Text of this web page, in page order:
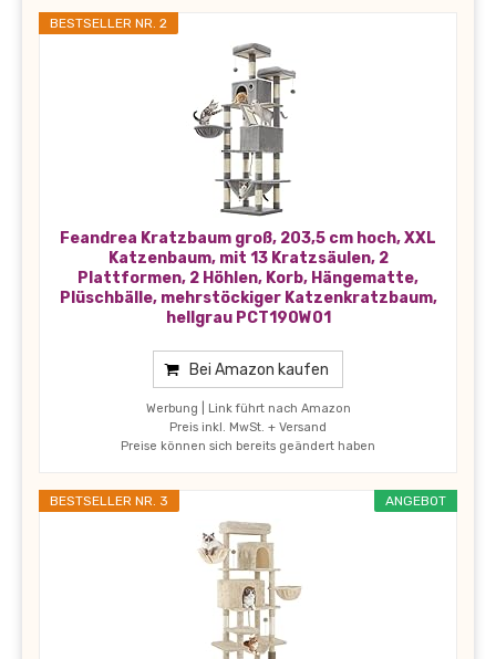
BESTSELLER NR. 2
Feandrea Kratzbaum groß, 203,5 cm hoch, XXL
Katzenbaum, mit 13 Kratzsäulen, 2
Plattformen, 2 Höhlen, Korb, Hängematte,
Plüschbälle, mehrstöckiger Katzenkratzbaum,
hellgrau PCT190W01
Bei Amazon kaufen
Werbung | Link führt nach Amazon
Preis inkl. MwSt. + Versand
Preise können sich bereits geändert haben
ANGEBOT
BESTSELLER NR. 3